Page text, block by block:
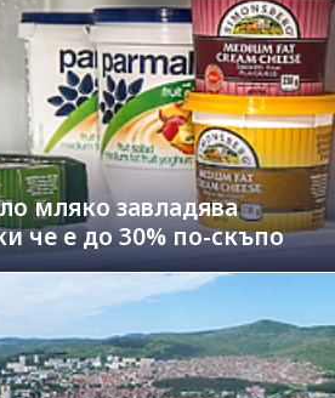
мляко завладява
че е до 30% по-скъпо